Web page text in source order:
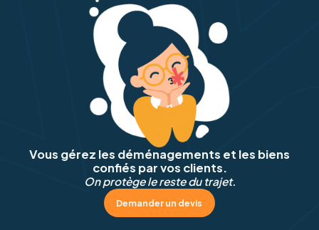
Vous gérez les déménagements et les biens
confiés par vos clients.
On protège le reste du trajet.
Demander un devis